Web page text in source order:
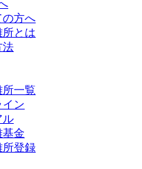
の方へ
とは
法
一覧
イン
ル
基金
所登録